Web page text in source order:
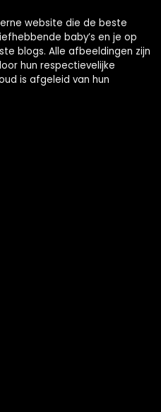
website die de beste
baby’s en je op
blogs. Alle afbeeldingen zijn
hun respectievelijke
is afgeleid van hun